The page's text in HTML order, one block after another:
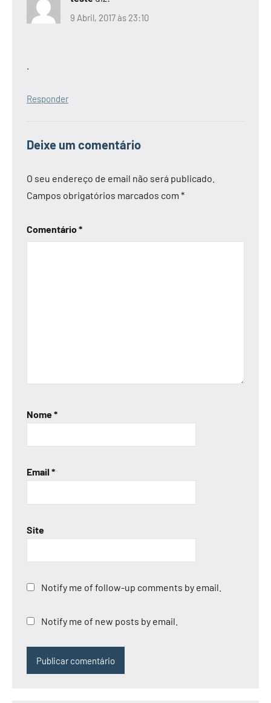
9 Abril, 2017 às 23:10
Responder
Deixe um comentário
O seu endereço de email não será publicado.
Campos obrigatórios marcados com *
Comentário*
Nome*
Email *
Site
Notify me of follow-up comments by email.
Notify me of new posts by email.